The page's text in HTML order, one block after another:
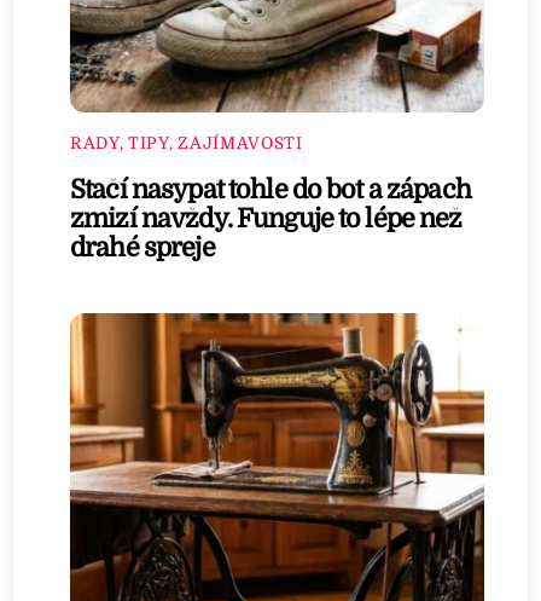
RADY, TIPY, ZAJÍMAVOSTI
Stačí nasypat tohle do bot a zápach
zmizí navždy. Funguje to lépe než
drahé spreje